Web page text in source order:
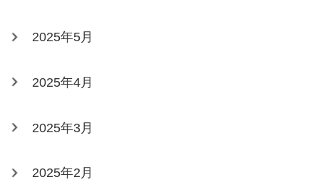
2025年5月
2025年4月
2025年3月
2025年2月